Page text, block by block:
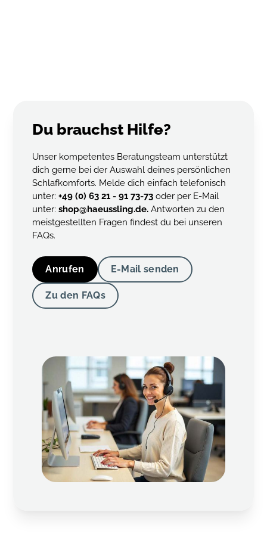
Du brauchst Hilfe?
Unser kompetentes Beratungsteam unterstützt
dich gerne bei der Auswahl deines persönlichen
Schlafkomforts. Melde dich einfach telefonisch
unter:+49 (0) 63 21 - 91 73-73 oder per E-Mail
unter:shop@haeussling.de.Antworten zu den
meistgestellten Fragen findest du bei unseren
FAQs.
Anrufen E-Mail senden
Zu den FAQs